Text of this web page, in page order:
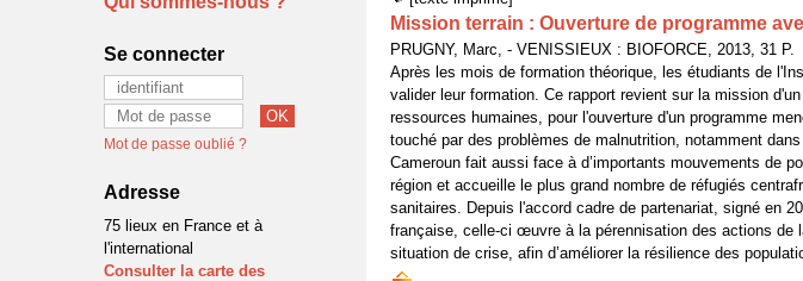
Mission terrain : Ouverture de programme
PRUGNY, Marc, - VENISSIEUX : BIOFORCE, 2013, 31 P.
Après les mois de formation théorique, les étudiants de
valider leur formation. Ce rapport revient sur la mission
ressources humaines, pour l'ouverture d'un programme
touché par des problèmes de malnutrition, notamment
Cameroun fait aussi face à d’importants mouvements de
région et accueille le plus grand nombre de réfugiés
sanitaires. Depuis l'accord cadre de partenariat, signé en
française, celle-ci œuvre à la pérennisation des actions de
situation de crise, afin d’améliorer la résilience des
Se connecter
Mot de passe oublié ?
Adresse
75 lieux en France et à
l'international
Consulter la carte des